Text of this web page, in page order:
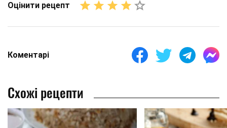
Оцінити рецепт
Коментарі
Схожі рецепти